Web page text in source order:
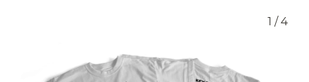
1 / 4